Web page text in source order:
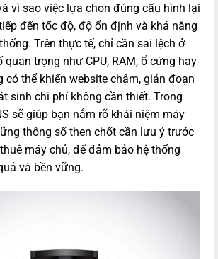
vì sao việc lựa chọn đúng cấu hình lại
đến tốc độ, độ ổn định và khả năng
Trên thực tế, chỉ cần sai lệch ở
trọng như CPU, RAM, ổ cứng hay
có thể khiến website chậm, gián đoạn
sinh chi phí không cần thiết. Trong
sẽ giúp bạn nắm rõ khái niệm máy
thông số then chốt cần lưu ý trước
máy chủ, để đảm bảo hệ thống
và bền vững.